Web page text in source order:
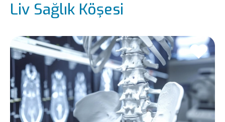
Liv Sağlık Köşesi